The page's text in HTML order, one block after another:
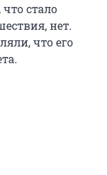
стало
нет.
что его